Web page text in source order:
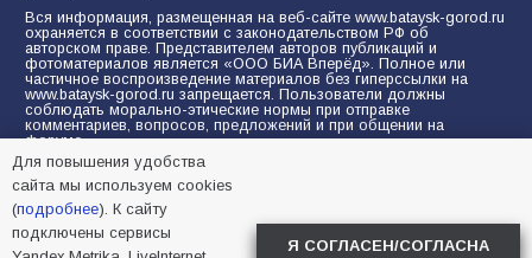
Вся информация, размещенная на веб-сайте www.bataysk-gorod.ru
охраняется в соответствии с законодательством РФ об
авторском праве. Представителем авторов публикаций и
фотоматериалов является «ООО БИА Вперёд». Полное или
частичное воспроизведение материалов без гиперссылки на
www.bataysk-gorod.ru запрещается. Пользователи должны
соблюдать морально-этические нормы при отправке
комментариев, вопросов, предложений и при общении на
форуме.
Политика конфиденциальности и защиты информации
Согласие на обработку персональных данных с помощью
сервисов Yandex.Metrika, LiveInternet, top.mail.ru
Для повышения удобства
сайта мы используем cookies
(подробнее). К сайту
подключены сервисы
Я СОГЛАСЕН/СОГЛАСНА